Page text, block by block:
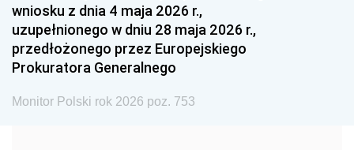
1984 1983
1981 1980 1979
1978 1977
1975 1974
wniosku z dnia 4 maja 2026 r.,
uzupełnionego w dniu 28 maja 2026 r.,
przedłożonego przez Europejskiego
Prokuratora Generalnego
Monitor Polski rok 2026 poz. 753